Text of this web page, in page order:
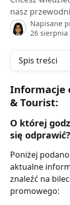
nasz
Napisane
26 sierpnia
Spis treści
Informacje
& Tourist:
O której
się odprawić?
Poniżej
aktualne
znaleźć na
promowego: